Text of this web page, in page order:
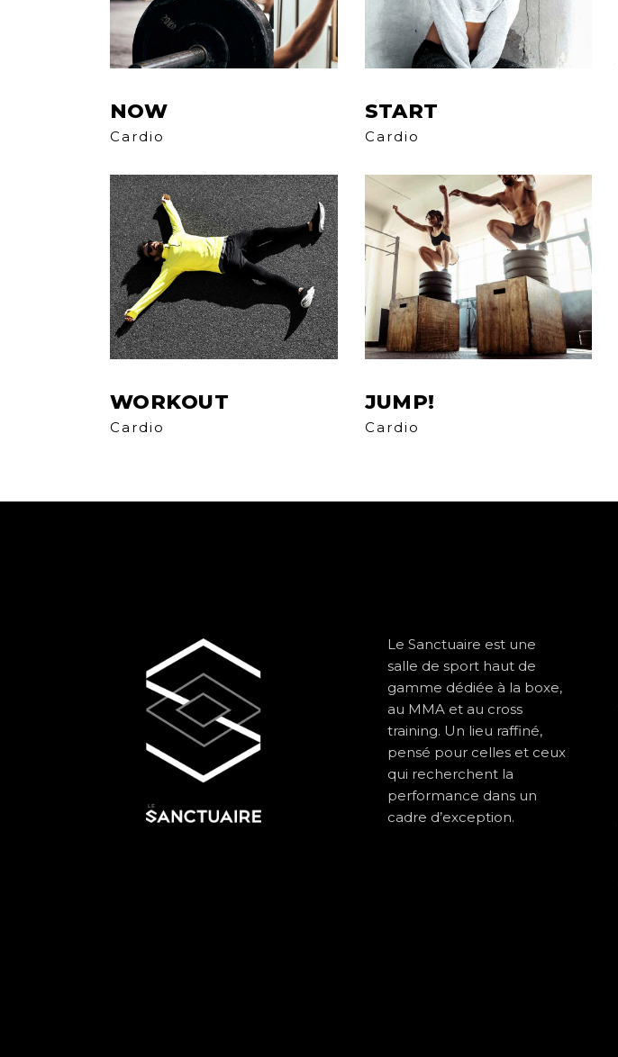
NOW
Cardio
START
Cardio
WORKOUT
Cardio
JUMP!
Cardio
Le Sanctuaire est une
salle de sport haut de
gamme dédiée à la boxe,
au MMA et au cross
training. Un lieu raffiné,
pensé pour celles et ceux
qui recherchent la
performance dans un
cadre d’exception.